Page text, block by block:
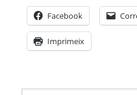
Facebook
Imprimeix